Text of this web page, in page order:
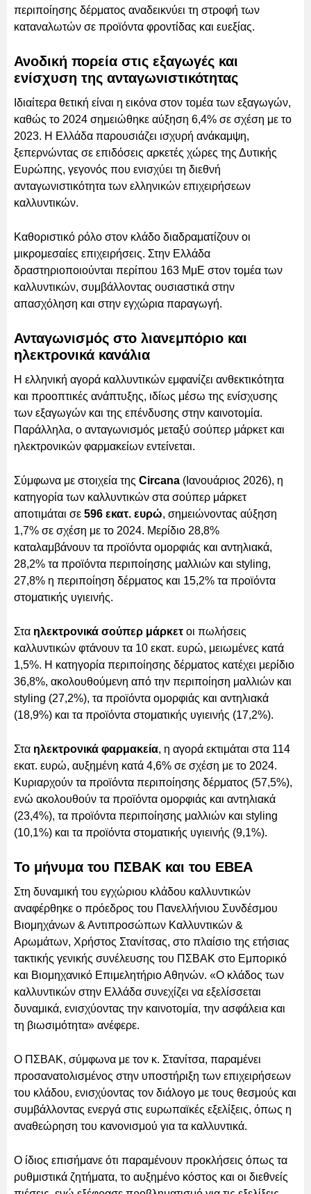
περιποίησης δέρματος αναδεικνύει τη στροφή των
καταναλωτών σε προϊόντα φροντίδας και ευεξίας.
Ανοδική πορεία στις εξαγωγές και
ενίσχυση της ανταγωνιστικότητας
Ιδιαίτερα θετική είναι η εικόνα στον τομέα των εξαγωγών,
καθώς το 2024 σημειώθηκε αύξηση 6,4% σε σχέση με το
2023. Η Ελλάδα παρουσιάζει ισχυρή ανάκαμψη,
ξεπερνώντας σε επιδόσεις αρκετές χώρες της Δυτικής
Ευρώπης, γεγονός που ενισχύει τη διεθνή
ανταγωνιστικότητα των ελληνικών επιχειρήσεων
καλλυντικών.
Καθοριστικό ρόλο στον κλάδο διαδραματίζουν οι
μικρομεσαίες επιχειρήσεις. Στην Ελλάδα
δραστηριοποιούνται περίπου 163 ΜμΕ στον τομέα των
καλλυντικών, συμβάλλοντας ουσιαστικά στην
απασχόληση και στην εγχώρια παραγωγή.
Ανταγωνισμός στο λιανεμπόριο και
ηλεκτρονικά κανάλια
Η ελληνική αγορά καλλυντικών εμφανίζει ανθεκτικότητα
και προοπτικές ανάπτυξης, ιδίως μέσω της ενίσχυσης
των εξαγωγών και της επένδυσης στην καινοτομία.
Παράλληλα, ο ανταγωνισμός μεταξύ σούπερ μάρκετ και
ηλεκτρονικών φαρμακείων εντείνεται.
Σύμφωνα με στοιχεία της Circana (Ιανουάριος 2026), η
κατηγορία των καλλυντικών στα σούπερ μάρκετ
αποτιμάται σε 596 εκατ. ευρώ, σημειώνοντας αύξηση
1,7% σε σχέση με το 2024. Μερίδιο 28,8%
καταλαμβάνουν τα προϊόντα ομορφιάς και αντηλιακά,
28,2% τα προϊόντα περιποίησης μαλλιών και styling,
27,8% η περιποίηση δέρματος και 15,2% τα προϊόντα
στοματικής υγιεινής.
Στα ηλεκτρονικά σούπερ μάρκετ οι πωλήσεις
καλλυντικών φτάνουν τα 10 εκατ. ευρώ, μειωμένες κατά
1,5%. Η κατηγορία περιποίησης δέρματος κατέχει μερίδιο
36,8%, ακολουθούμενη από την περιποίηση μαλλιών και
styling (27,2%), τα προϊόντα ομορφιάς και αντηλιακά
(18,9%) και τα προϊόντα στοματικής υγιεινής (17,2%).
Στα ηλεκτρονικά φαρμακεία, η αγορά εκτιμάται στα 114
εκατ. ευρώ, αυξημένη κατά 4,6% σε σχέση με το 2024.
Κυριαρχούν τα προϊόντα περιποίησης δέρματος (57,5%),
ενώ ακολουθούν τα προϊόντα ομορφιάς και αντηλιακά
(23,4%), τα προϊόντα περιποίησης μαλλιών και styling
(10,1%) και τα προϊόντα στοματικής υγιεινής (9,1%).
Το μήνυμα του ΠΣΒΑΚ και του ΕΒΕΑ
Στη δυναμική του εγχώριου κλάδου καλλυντικών
αναφέρθηκε ο πρόεδρος του Πανελλήνιου Συνδέσμου
Βιομηχάνων & Αντιπροσώπων Καλλυντικών &
Αρωμάτων, Χρήστος Στανίτσας, στο πλαίσιο της ετήσιας
τακτικής γενικής συνέλευσης του ΠΣΒΑΚ στο Εμπορικό
και Βιομηχανικό Επιμελητήριο Αθηνών. «Ο κλάδος των
καλλυντικών στην Ελλάδα συνεχίζει να εξελίσσεται
δυναμικά, ενισχύοντας την καινοτομία, την ασφάλεια και
τη βιωσιμότητα» ανέφερε.
Ο ΠΣΒΑΚ, σύμφωνα με τον κ. Στανίτσα, παραμένει
προσανατολισμένος στην υποστήριξη των επιχειρήσεων
του κλάδου, ενισχύοντας τον διάλογο με τους θεσμούς και
συμβάλλοντας ενεργά στις ευρωπαϊκές εξελίξεις, όπως η
αναθεώρηση του κανονισμού για τα καλλυντικά.
Ο ίδιος επισήμανε ότι παραμένουν προκλήσεις όπως τα
ρυθμιστικά ζητήματα, το αυξημένο κόστος και οι διεθνείς